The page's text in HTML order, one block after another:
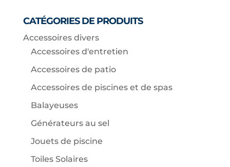
CATÉGORIES DE PRODUITS
Accessoires divers
Accessoires d'entretien
Accessoires de patio
Accessoires de piscines et de spas
Balayeuses
Générateurs au sel
Jouets de piscine
Toiles Solaires